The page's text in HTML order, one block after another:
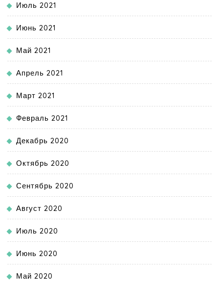
Июль 2021
Июнь 2021
Май 2021
Апрель 2021
Март 2021
Февраль 2021
Декабрь 2020
Октябрь 2020
Сентябрь 2020
Август 2020
Июль 2020
Июнь 2020
Май 2020